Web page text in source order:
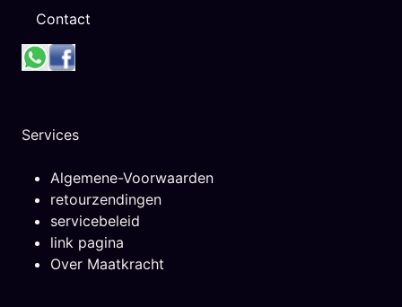
Contact
Services
Algemene-Voorwaarden
retourzendingen
servicebeleid
link pagina
Over Maatkracht